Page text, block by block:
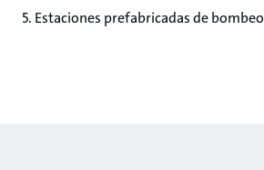
5. Estaciones prefabricadas de bombeo